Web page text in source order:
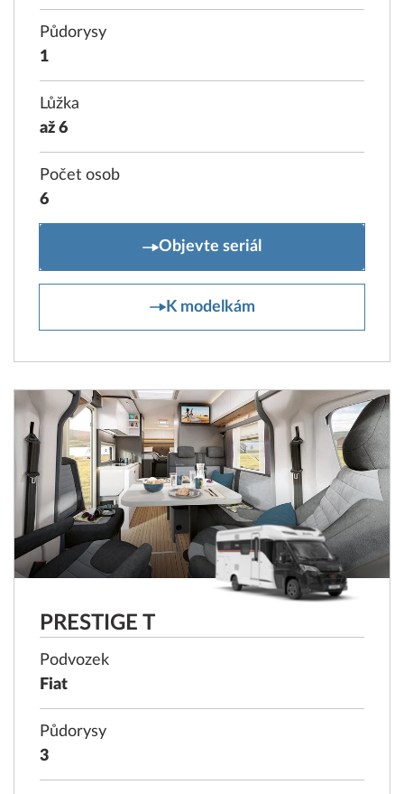
Půdorysy
1
Lůžka
až 6
Počet osob
6
ONTOUR A
Objevte seriál
K modelkám
ONTOUR A
PRESTIGE T
Podvozek
Fiat
Půdorysy
3